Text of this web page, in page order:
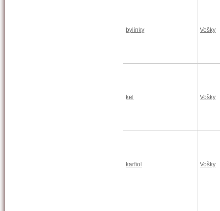
bylinky Vošky
kel Vošky
karfiol Vošky